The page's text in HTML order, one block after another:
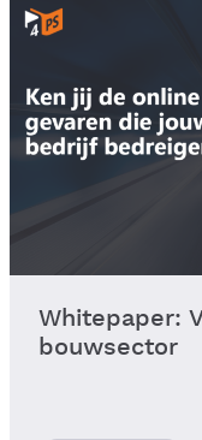
Whitepaper:
bouwsector